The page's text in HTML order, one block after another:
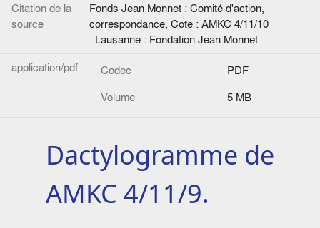
Citation de la
source
Fonds Jean Monnet : Comité d'action,
correspondance, Cote : AMKC 4/11/10
. Lausanne : Fondation Jean Monnet
application/pdf
Codec
PDF
Volume
5 MB
Dactylogramme de
AMKC 4/11/9.